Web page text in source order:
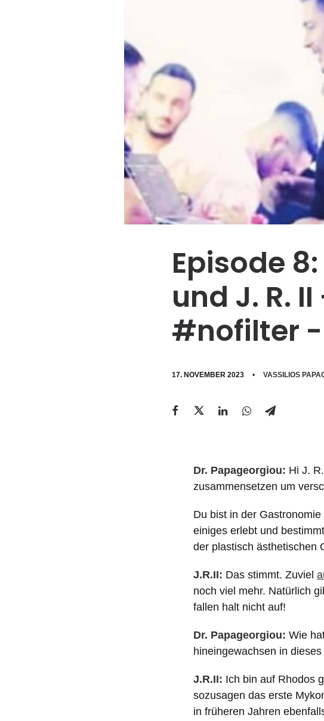
Episode
und J. R.
#nofilter -
17. NOVEMBER 2023 • VASSILIOS
Dr. Papageorgiou: Hi J.
zusammensetzen um
Du bist in der
einiges erlebt und
der plastisch ästhetischen
J.R.II: Das stimmt. Zuviel
noch viel mehr. Natürlich
fallen halt nicht auf!
Dr. Papageorgiou: Wie
hineingewachsen in
J.R.II: Ich bin auf Rhodos
sozusagen das erste
in früheren Jahren